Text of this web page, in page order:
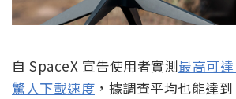
自 SpaceX 宣告使用者實測最高可
驚人下載速度 ，據調查平均也能達